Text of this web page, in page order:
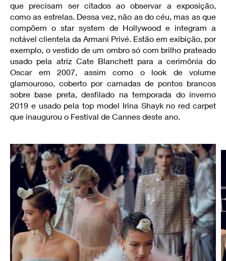
que precisam ser citados ao observar a exposição,
como as estrelas. Dessa vez, não as do céu, mas as que
compõem o star system de Hollywood e integram a
notável clientela da Armani Privé. Estão em exibição, por
exemplo, o vestido de um ombro só com brilho prateado
usado pela atriz Cate Blanchett para a cerimônia do
Oscar em 2007, assim como o look de volume
glamouroso, coberto por camadas de pontos brancos
sobre base preta, desfilado na temporada do inverno
2019 e usado pela top model Irina Shayk no red carpet
que inaugurou o Festival de Cannes deste ano.